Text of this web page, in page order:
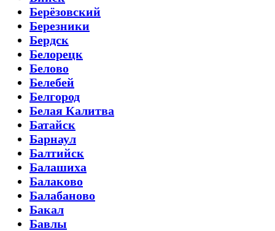
Берёзовский
Березники
Бердск
Белорецк
Белово
Белебей
Белгород
Белая Калитва
Батайск
Барнаул
Балтийск
Балашиха
Балаково
Балабаново
Бакал
Бавлы